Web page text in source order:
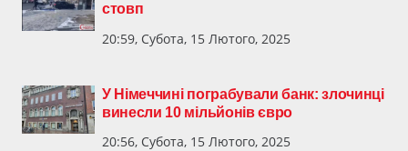
стовп
20:59, Субота, 15 Лютого, 2025
У Німеччині пограбували банк: злочинці
винесли 10 мільйонів євро
20:56, Субота, 15 Лютого, 2025